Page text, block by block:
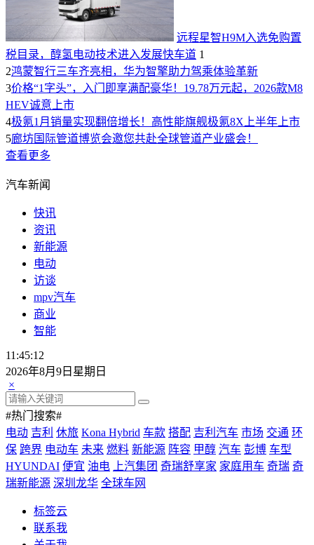
远程星智H9M入选免购置
税目录，醇氢电动技术进入发展快车道 1
2鸿蒙智行三车齐亮相，华为智擎助力驾乘体验革新
3价格“1字头”，入门即享满配豪华！19.78万元起，2026款M8
HEV诚意上市
4极氪1月销量实现翻倍增长！高性能旗舰极氪8X上半年上市
5廊坊国际管道博览会邀您共赴全球管道产业盛会！
查看更多
汽车新闻
快讯
资讯
新能源
电动
访谈
mpv汽车
商业
智能
11:45:12
2026年8月9日星期日
×
#热门搜索#
电动 吉利 休旅 Kona Hybrid 车款 搭配 吉利汽车 市场 交通 环
保 跨界 电动车 未来 燃料 新能源 阵容 甲醇 汽车 彭博 车型
HYUNDAI 便宜 油电 上汽集团 奇瑞舒享家 家庭用车 奇瑞 奇
瑞新能源 深圳龙华 全球车网
标签云
联系我